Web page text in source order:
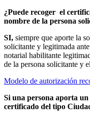
¿Puede recoger el
nombre de la persona
SI, siempre que aporte la
solicitante y legitimada
notarial habilitante
de la persona solicitante y
Modelo de autorización
Si una persona aporta
certificado del tipo